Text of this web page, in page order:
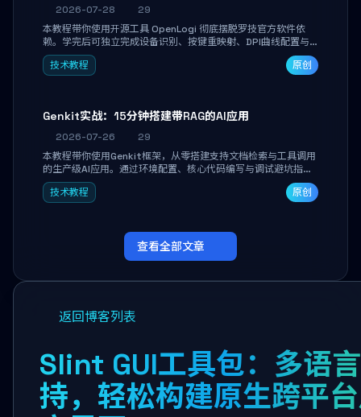
2026-07-28
29
本教程带你使用开源工具 OpenLogi 彻底摆脱罗技官方软件依
赖。学完后可独立完成设备识别、按键重映射、DPI曲线配置与
SmartShift调节，实现完全离线控制，保护隐私并释放硬件性
能。
技术教程 原创
Genkit实战：15分钟搭建带RAG的AI应用
2026-07-26
29
本教程带你使用Genkit框架，从零搭建支持文档检索与工具调用
的生产级AI应用。通过环境配置、核心代码编写与调试避坑指
南，学完即可掌握多模型切换、RAG管道构建及函数调用注册，
独立开发高效AI智能体。
技术教程 原创
查看全部文章
返回博客列表
Slint GUI工具包：多语
持，轻松构建原生跨平